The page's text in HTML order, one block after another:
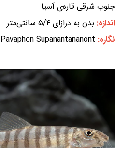
جنوب شرقی قاره‌ی آسیا
اندازه: بدن به درازای ۵/۴ سانتی‌متر
نگاره: Pavaphon Supanantananont